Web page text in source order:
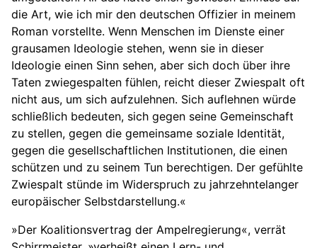
die Art, wie ich mir den deutschen Offizier in meinem
Roman vorstellte. Wenn Menschen im Dienste einer
grausamen Ideologie stehen, wenn sie in dieser
Ideologie einen Sinn sehen, aber sich doch über ihre
Taten zwiegespalten fühlen, reicht dieser Zwiespalt oft
nicht aus, um sich aufzulehnen. Sich auflehnen würde
schließlich bedeuten, sich gegen seine Gemeinschaft
zu stellen, gegen die gemeinsame soziale Identität,
gegen die gesellschaftlichen Institutionen, die einen
schützen und zu seinem Tun berechtigen. Der gefühlte
Zwiespalt stünde im Widerspruch zu jahrzehntelanger
europäischer Selbstdarstellung.«
»Der Koalitionsvertrag der Ampelregierung«, verrät